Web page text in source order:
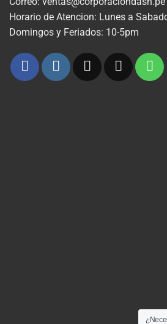
Horario de Atencion: Lunes a
Domingos y Feriados: 10-5pm